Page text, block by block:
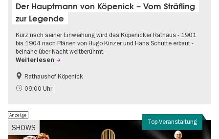
Der Hauptmann von Köpenick – Vom Sträfling
zur Legende
Kurz nach seiner Einweihung wird das Köpenicker Rathaus - 1901
bis 1904 nach Plänen von Hugo Kinzer und Hans Schütte erbaut -
beinahe über Nacht weltberühmt.
Weiterlesen
Geschichte
Going local Berlin
Rathaushof Köpenick
09:00 Uhr
Top-Veranstaltung
SHOWS
Anzeige